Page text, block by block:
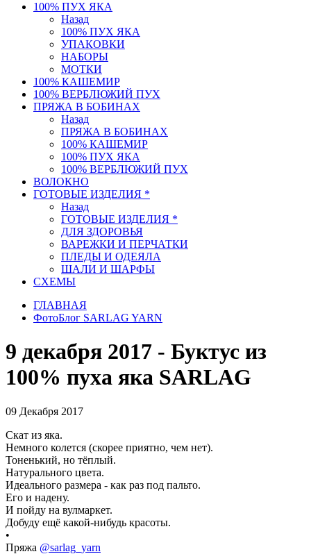
100% ПУХ ЯКА
Назад
100% ПУХ ЯКА
УПАКОВКИ
НАБОРЫ
МОТКИ
100% КАШЕМИР
100% ВЕРБЛЮЖИЙ ПУХ
ПРЯЖА В БОБИНАХ
Назад
ПРЯЖА В БОБИНАХ
100% КАШЕМИР
100% ПУХ ЯКА
100% ВЕРБЛЮЖИЙ ПУХ
ВОЛОКНО
ГОТОВЫЕ ИЗДЕЛИЯ *
Назад
ГОТОВЫЕ ИЗДЕЛИЯ *
ДЛЯ ЗДОРОВЬЯ
ВАРЕЖКИ И ПЕРЧАТКИ
ПЛЕДЫ И ОДЕЯЛА
ШАЛИ И ШАРФЫ
СХЕМЫ
ГЛАВНАЯ
ФотоБлог SARLAG YARN
9 декабря 2017 - Буктус из
100% пуха яка SARLAG
09 Декабря 2017
Скат из яка.
Немного колется (скорее приятно, чем нет).
Тоненький, но тёплый.
Натурального цвета.
Идеального размера - как раз под пальто.
Его и надену.
И пойду на вулмаркет.
Добуду ещё какой-нибудь красоты.
•
Пряжа @sarlag_yarn